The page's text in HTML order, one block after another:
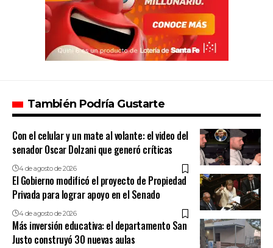
También Podría Gustarte
Con el celular y un mate al volante: el video del
senador Oscar Dolzani que generó críticas
4 de agosto de 2026
El Gobierno modificó el proyecto de Propiedad
Privada para lograr apoyo en el Senado
4 de agosto de 2026
Más inversión educativa: el departamento San
Justo construyó 30 nuevas aulas